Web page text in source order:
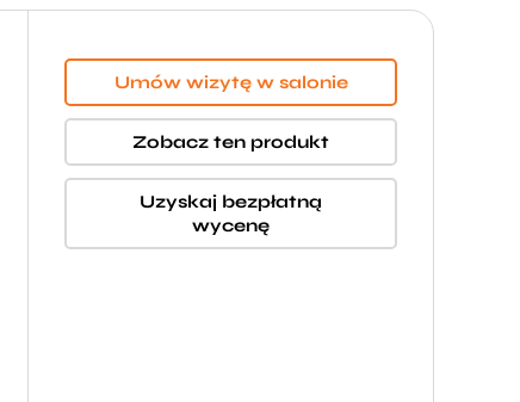
Umów wizytę w salonie
Zobacz ten produkt
Uzyskaj bezpłatną
wycenę